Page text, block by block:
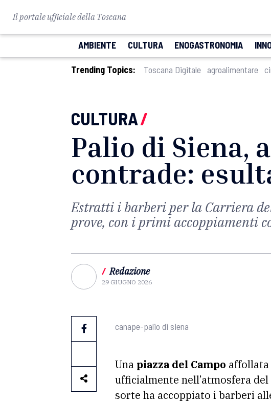
Il portale ufficiale della Toscana
AMBIENTE CULTURA ENOGASTRONOMIA
Trending Topics: Toscana Digitale agroalimentare
CULTURA/
Palio di Siena,
contrade:
Estratti i barberi per la Carriera
prove, con i primi accoppiamenti
/ Redazione
29 GIUGNO 2026
canape-palio di siena
Una piazza del Campo affollata
ufficialmente nell’atmosfera del
sorte ha accoppiato i barberi